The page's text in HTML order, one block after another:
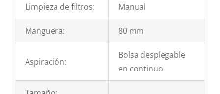
Limpieza de filtros: Manual
Manguera: 80 mm
Aspiración:
Bolsa desplegable
en continuo